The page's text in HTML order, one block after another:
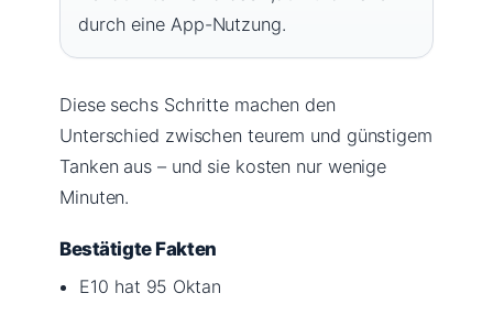
durch eine App-Nutzung.
Diese sechs Schritte machen den
Unterschied zwischen teurem und günstigem
Tanken aus – und sie kosten nur wenige
Minuten.
Bestätigte Fakten
E10 hat 95 Oktan